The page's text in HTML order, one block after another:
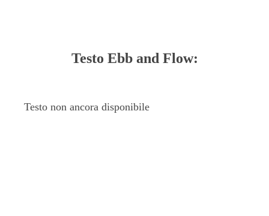
Testo Ebb and Flow:
Testo non ancora disponibile